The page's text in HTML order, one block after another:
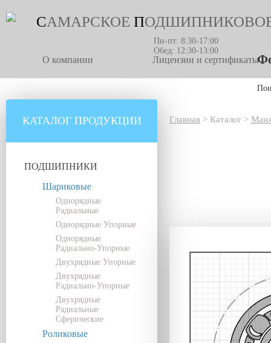
САМАРСКОЕ П
Пн-пт: 8:30-17:00
Обед: 12:30-13:00
О компании Лицензии и сертификаты
КАТАЛОГ ПРОДУКЦИИ
ПОДШИПНИКИ
Шариковые
Однорядные
Радиальные
Однорядные Упорные
Однорядные
Радиально-Упорные
Двухрядные Упорные
Двухрядные
Радиально-Упорные
Двухрядные
Радиальные
Сферические
Роликовые
Главная > Каталог >